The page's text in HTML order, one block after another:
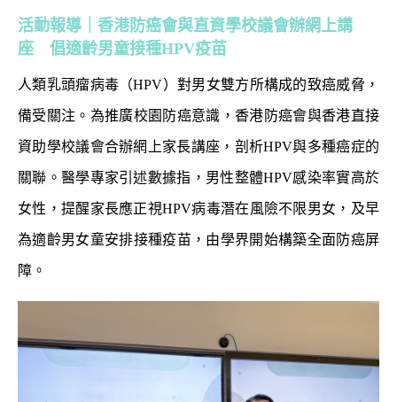
活動報導｜香港防癌會與直資學校議會辦網上講
座 倡適齡男童接種HPV疫苗
人類乳頭瘤病毒（HPV）對男女雙方所構成的致癌威脅，
備受關注。為推廣校園防癌意識，香港防癌會與香港直接
資助學校議會合辦網上家長講座，剖析HPV與多種癌症的
關聯。醫學專家引述數據指，男性整體HPV感染率實高於
女性，提醒家長應正視HPV病毒潛在風險不限男女，及早
為適齡男女童安排接種疫苗，由學界開始構築全面防癌屏
障。